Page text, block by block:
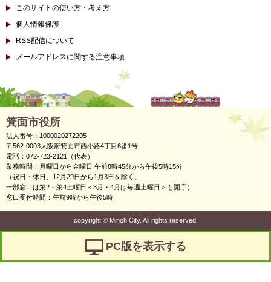
このサイトの使い方・考え方
個人情報保護
RSS配信について
メールアドレスに関する注意事項
箕面市役所
法人番号：1000020272205
〒562-0003大阪府箕面市西小路4丁目6番1号
電話：072-723-2121（代表）
業務時間：月曜日から金曜日 午前8時45分から午後5時15分
（祝日・休日、12月29日から1月3日を除く。
一部窓口は第2・第4土曜日＜3月・4月は毎週土曜日＞も開庁）
窓口受付時間：午前9時から午後5時
copyright ©Minoh City. All rights reserved.
PC版を表示する